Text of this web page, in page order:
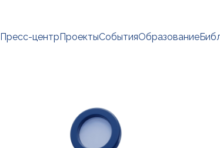
Пресс-центрПроектыСобытияОбразование